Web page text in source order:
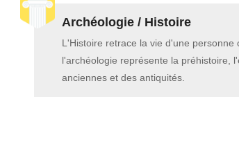
Archéologie / Histoire
L'Histoire retrace la vie d'une personne
l'archéologie représente la préhistoire,
anciennes et des antiquités.